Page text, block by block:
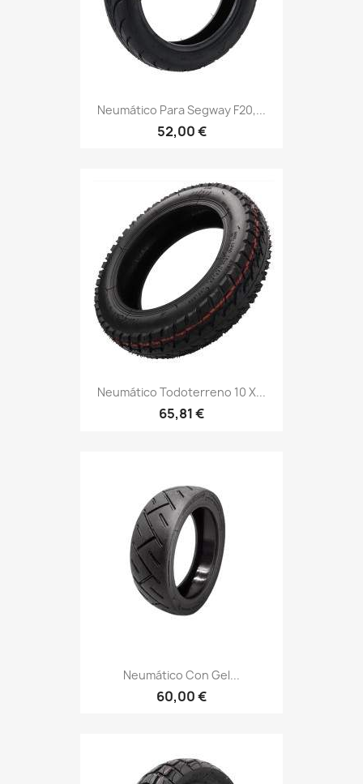
Neumático Para Segway F20,...
52,00 €
Neumático Todoterreno 10 X...
65,81 €
Neumático Con Gel...
60,00 €